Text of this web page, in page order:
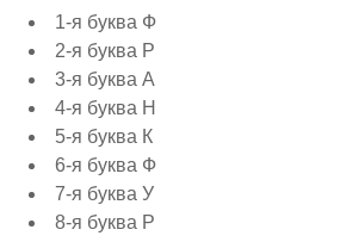
1-я буква Ф
2-я буква Р
3-я буква А
4-я буква Н
5-я буква К
6-я буква Ф
7-я буква У
8-я буква Р